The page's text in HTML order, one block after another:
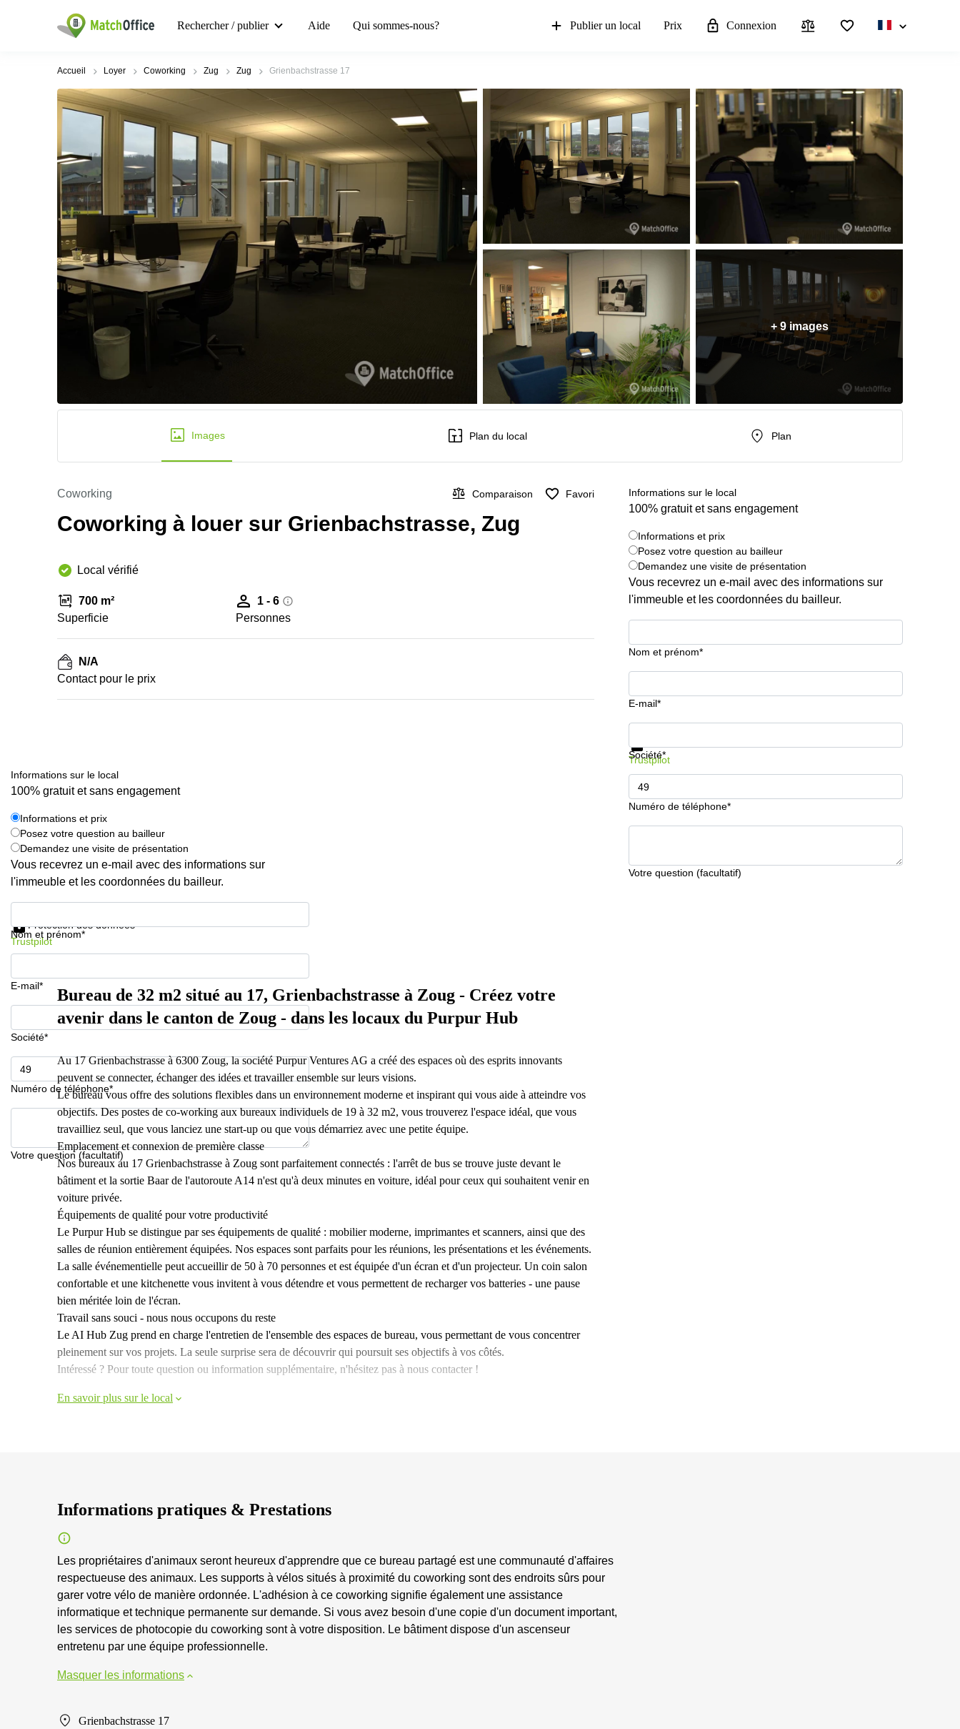
Rechercher / publier Aide Qui sommes-nous? Publier un local Prix Connexion
Accueil Loyer Coworking Zug Zug Grienbachstrasse 17
+ 9 images
Images Plan du local Plan
Coworking Comparaison Favori
Coworking à louer sur Grienbachstrasse, Zug
Local vérifié
700 m²
Superficie
1 - 6
Personnes
N/A
Contact pour le prix
Informations sur le local
100% gratuit et sans engagement
Informations et prix
Posez votre question au bailleur
Demandez une visite de présentation
Vous recevrez un e-mail avec des informations sur
l'immeuble et les coordonnées du bailleur.
Nom et prénom*
E-mail*
Société*
Numéro de téléphone*
Votre question (facultatif)
Informations et prix
Trustpilot
Informations sur le local
100% gratuit et sans engagement
Informations et prix
Posez votre question au bailleur
Demandez une visite de présentation
Vous recevrez un e-mail avec des informations sur
l'immeuble et les coordonnées du bailleur.
Nom et prénom*
E-mail*
Société*
Numéro de téléphone*
Votre question (facultatif)
Protection des données
Trustpilot
Bureau de 32 m2 situé au 17, Grienbachstrasse à Zoug - Créez votre
avenir dans le canton de Zoug - dans les locaux du Purpur Hub
Au 17 Grienbachstrasse à 6300 Zoug, la société Purpur Ventures AG a créé des espaces où des esprits innovants
peuvent se connecter, échanger des idées et travailler ensemble sur leurs visions.
Le bureau vous offre des solutions flexibles dans un environnement moderne et inspirant qui vous aide à atteindre vos
objectifs. Des postes de co-working aux bureaux individuels de 19 à 32 m2, vous trouverez l'espace idéal, que vous
travailliez seul, que vous lanciez une start-up ou que vous démarriez avec une petite équipe.
Emplacement et connexion de première classe
Nos bureaux au 17 Grienbachstrasse à Zoug sont parfaitement connectés : l'arrêt de bus se trouve juste devant le
bâtiment et la sortie Baar de l'autoroute A14 n'est qu'à deux minutes en voiture, idéal pour ceux qui souhaitent venir en
voiture privée.
Équipements de qualité pour votre productivité
Le Purpur Hub se distingue par ses équipements de qualité : mobilier moderne, imprimantes et scanners, ainsi que des
salles de réunion entièrement équipées. Nos espaces sont parfaits pour les réunions, les présentations et les événements.
La salle événementielle peut accueillir de 50 à 70 personnes et est équipée d'un écran et d'un projecteur. Un coin salon
confortable et une kitchenette vous invitent à vous détendre et vous permettent de recharger vos batteries - une pause
bien méritée loin de l'écran.
Travail sans souci - nous nous occupons du reste
Le AI Hub Zug prend en charge l'entretien de l'ensemble des espaces de bureau, vous permettant de vous concentrer
pleinement sur vos projets. La seule surprise sera de découvrir qui poursuit ses objectifs à vos côtés.
Intéressé ? Pour toute question ou information supplémentaire, n'hésitez pas à nous contacter !
En savoir plus sur le local
Informations pratiques & Prestations
Les propriétaires d'animaux seront heureux d'apprendre que ce bureau partagé est une communauté d'affaires
respectueuse des animaux. Les supports à vélos situés à proximité du coworking sont des endroits sûrs pour
garer votre vélo de manière ordonnée. L'adhésion à ce coworking signifie également une assistance
informatique et technique permanente sur demande. Si vous avez besoin d'une copie d'un document important,
les services de photocopie du coworking sont à votre disposition. Le bâtiment dispose d'un ascenseur
entretenu par une équipe professionnelle.
Masquer les informations
Grienbachstrasse 17